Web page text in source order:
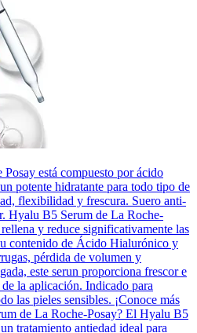
está compuesto por ácido
potente hidratante para todo tipo de
flexibilidad y frescura. Suero anti-
Hyalu B5 Serum de La Roche-
y reduce significativamente las
contenido de Ácido Hialurónico y
pérdida de volumen y
este serun proporciona frescor e
la aplicación. Indicado para
las pieles sensibles. ¡Conoce más
de La Roche-Posay? El Hyalu B5
tratamiento antiedad ideal para